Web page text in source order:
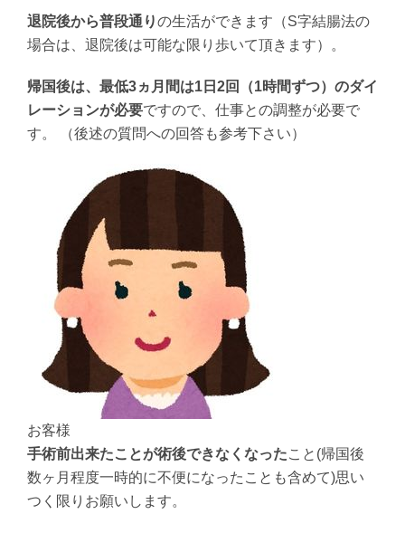
退院後から普段通りの生活ができます（S字結腸法の
場合は、退院後は可能な限り歩いて頂きます）。
帰国後は、最低3ヵ月間は1日2回（1時間ずつ）のダイ
レーションが必要ですので、仕事との調整が必要で
す。 （後述の質問への回答も参考下さい）
お客様
手術前出来たことが術後できなくなったこと(帰国後
数ヶ月程度一時的に不便になったことも含めて)思い
つく限りお願いします。